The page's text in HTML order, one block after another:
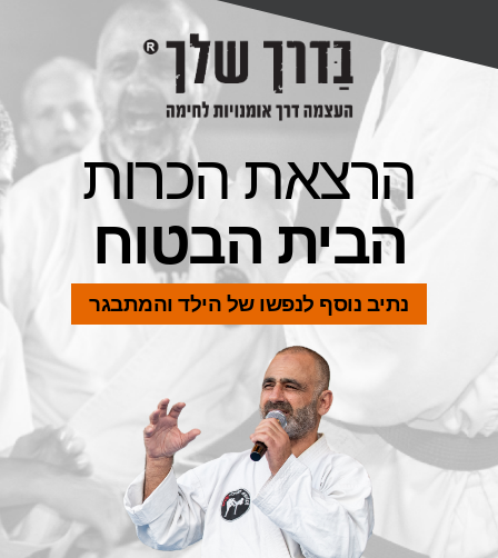
הרצאת הכרות
הבית הבטוח
נתיב נוסף לנפשו של הילד והמתבגר